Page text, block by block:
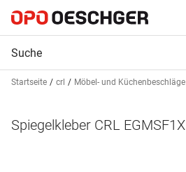
Startseite crl Möbel- und Küchenbeschläge
Spiegelkleber CRL EGMSF1X